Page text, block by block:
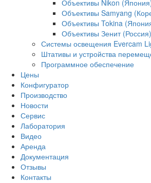
Объективы Nikon
Объективы Samyang
Объективы Tokina
Объективы Зенит (Россия)
Системы освещения Evercam
Штативы и устройства
Программное обеспечение
Цены
Конфигуратор
Производство
Новости
Сервис
Лаборатория
Видео
Аренда
Документация
Отзывы
Контакты